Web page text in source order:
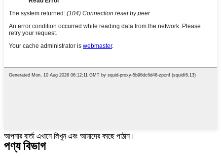
আপনার বার্তা এখানে লিখুন এবং আমাদের কাছে পাঠান।
পণ্য বিভাগ